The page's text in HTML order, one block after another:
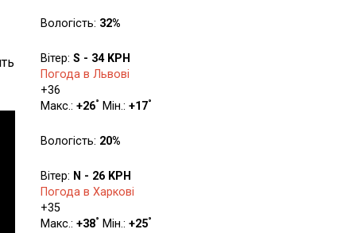
Вологість: 32%
Вітер: S - 34 KPH
Погода в Львові
+36
Макс.: +26° Мін.: +17°
Вологість: 20%
Вітер: N - 26 KPH
Погода в Харкові
+35
Макс.: +38° Мін.: +25°